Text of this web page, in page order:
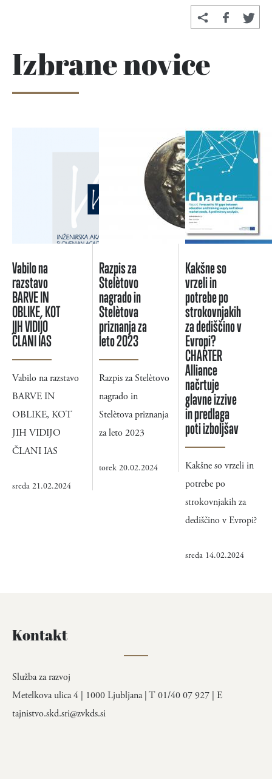
Izbrane novice
Vabilo na
razstavo
BARVE IN
OBLIKE, KOT
JIH VIDIJO
ČLANI IAS
Vabilo na razstavo
BARVE IN
OBLIKE, KOT
JIH VIDIJO
ČLANI IAS
sreda 21.02.2024
Razpis za
Stelètovo
nagrado in
Stelètova
priznanja za
leto 2023
Razpis za Stelètovo
nagrado in
Stelètova priznanja
za leto 2023
torek 20.02.2024
Kakšne so
vrzeli in
potrebe po
strokovnjakih
za dediščino v
Evropi?
CHARTER
Alliance
načrtuje
glavne izzive
in predlaga
poti izboljšav
Kakšne so vrzeli in
potrebe po
strokovnjakih za
dediščino v Evropi?
sreda 14.02.2024
Kontakt
Služba za razvoj
Metelkova ulica 4 | 1000 Ljubljana | T 01/40 07 927 | E
tajnistvo.skd.sri@zvkds.si